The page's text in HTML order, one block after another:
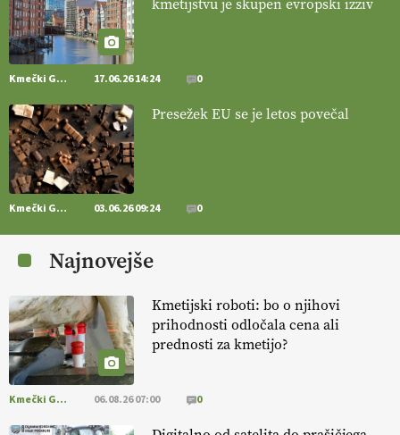
vlaga.
VEČ
https://t.co/qmMX2yevum @EUAgri #IMCAP #CAP
https://t.co/dDwsipE645
[EKOloško = LOGIČNO ] Mulčer
– naravna pot do zdravih tal
. VEČ
https://t.co/J7RkeaYpYu @EUAgri #IMCAP #CAP
https://t.co/RVG0FzcQN6
varnost,
okolje in kakovost življenja. VEČ
https://t.co/K0USFPJ5fJ @EUAgri #IMCAP #CAP
https://t.co/vcHhoOixHy
14.07.2026
[EKOloško = LOGIČNO ]
Danes ni pomembna le količina hrane,
ampak tudi način njene pridelave
@EUAgri #imcap #cap #blog https://t.co/2sllAmcKwG
Kmečki Glas 17.06.26 14:24 0
Presežek EU se je letos povečal
Kmečki Glas 03.06.26 09:24 0
Najnovejše
Kmetijski roboti: bo o njihovi
prihodnosti odločala cena ali
prednosti za kmetijo?
Kmečki Glas 06.08.26 07:00 0